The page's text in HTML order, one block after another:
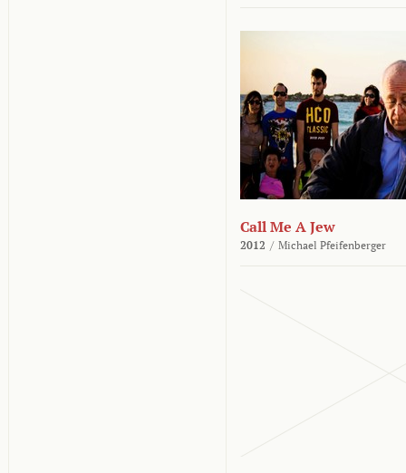
Call Me A Jew
2012 / Michael Pfeifenberger